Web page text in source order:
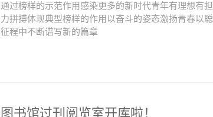
通过榜样的示范作用感染更多的新时代青年有理想有
力拼搏体现典型榜样的作用以奋斗的姿态激扬青春以
征程中不断谱写新的篇章
图书馆过刊阅览室开库啦！